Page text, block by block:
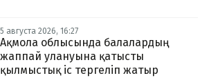
5 августа 2026, 16:27
Ақмола облысында балалардың
жаппай улануына қатысты
қылмыстық іс тергеліп жатыр